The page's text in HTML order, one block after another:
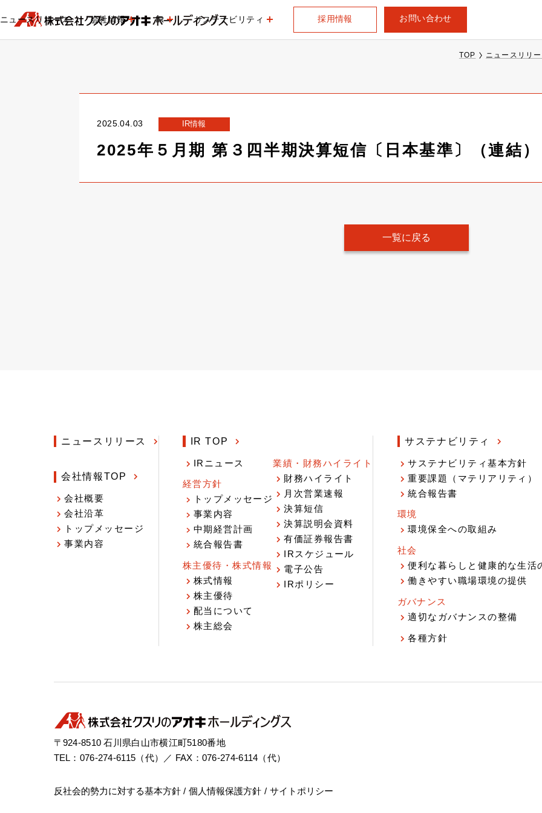
ニュースリリース 会社情報 IR サステナビリティ 採用情報 お問い合わせ
TOP ニュースリリ
2025.04.03 IR情報
2025年５月期 第３四半期決算短信〔日本基準〕（連結）
一覧に戻る
ニュースリリース
会社情報TOP
会社概要
会社沿革
トップメッセージ
事業内容
IR TOP
IRニュース
経営方針
トップメッセージ
事業内容
中期経営計画
統合報告書
株主優待・株式情報
株式情報
株主優待
配当について
株主総会
業績・財務ハイライト
財務ハイライト
月次営業速報
決算短信
決算説明会資料
有価証券報告書
IRスケジュール
電子公告
IRポリシー
サステナビリティ
サステナビリティ基本方針
重要課題（マテリアリティ）
統合報告書
環境
環境保全への取組み
社会
便利な暮らしと健康的な生活
働きやすい職場環境の提供
ガバナンス
適切なガバナンスの整備
各種方針
〒924-8510 石川県白山市横江町5180番地
TEL：076-274-6115（代）／ FAX：076-274-6114（代）
反社会的勢力に対する基本方針 個人情報保護方針 サイトポリシー